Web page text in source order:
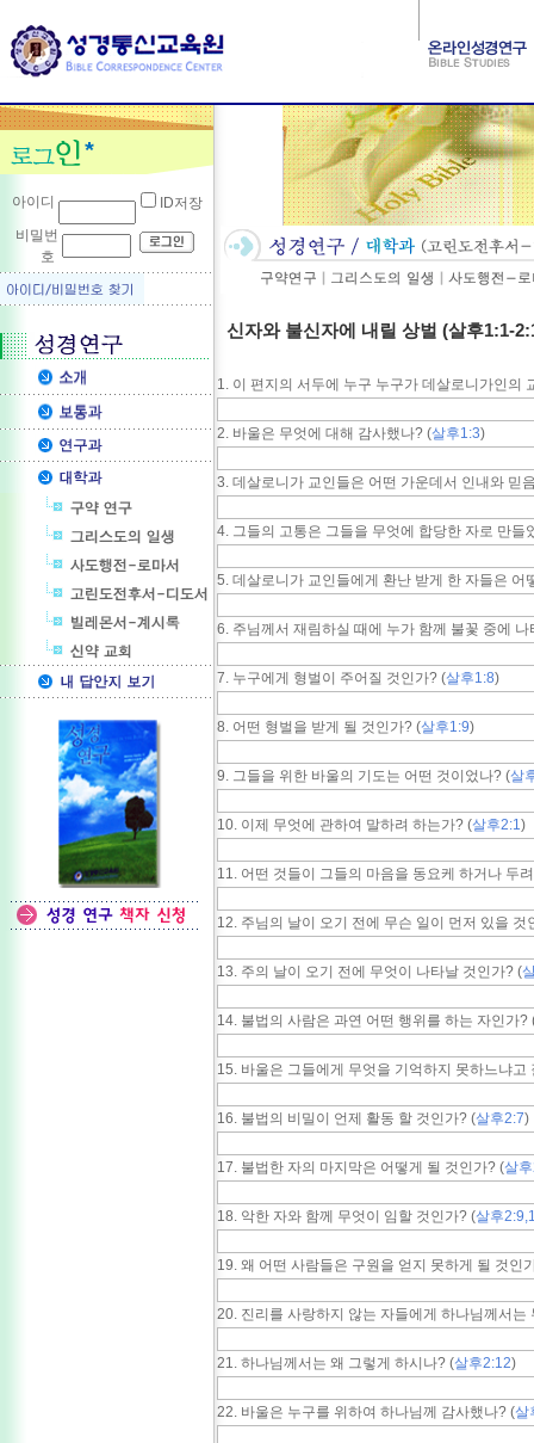
아이디
ID저장
비밀번
호
신자와 불신자에 내릴 상벌 (살후1:1-
1. 이 편지의 서두에 누구 누구가 데살로니가인의
2. 바울은 무엇에 대해 감사했나? (살후1:3)
3. 데살로니가 교인들은 어떤 가운데서 인내와 믿
4. 그들의 고통은 그들을 무엇에 합당한 자로 만들
5. 데살로니가 교인들에게 환난 받게 한 자들은 어
6. 주님께서 재림하실 때에 누가 함께 불꽃 중에
7. 누구에게 형벌이 주어질 것인가? (살후1:8)
8. 어떤 형벌을 받게 될 것인가? (살후1:9)
9. 그들을 위한 바울의 기도는 어떤 것이었나? (살
10. 이제 무엇에 관하여 말하려 하는가? (살후2:1)
11. 어떤 것들이 그들의 마음을 동요케 하거나 두
12. 주님의 날이 오기 전에 무슨 일이 먼저 있을 것
13. 주의 날이 오기 전에 무엇이 나타날 것인가? (
14. 불법의 사람은 과연 어떤 행위를 하는 자인가?
15. 바울은 그들에게 무엇을 기억하지 못하느냐고
16. 불법의 비밀이 언제 활동 할 것인가? (살후2:7)
17. 불법한 자의 마지막은 어떻게 될 것인가? (살
18. 악한 자와 함께 무엇이 임할 것인가? (살후
19. 왜 어떤 사람들은 구원을 얻지 못하게 될 것인
20. 진리를 사랑하지 않는 자들에게 하나님께서는
21. 하나님께서는 왜 그렇게 하시나? (살후2:12)
22. 바울은 누구를 위하여 하나님께 감사했나? (살